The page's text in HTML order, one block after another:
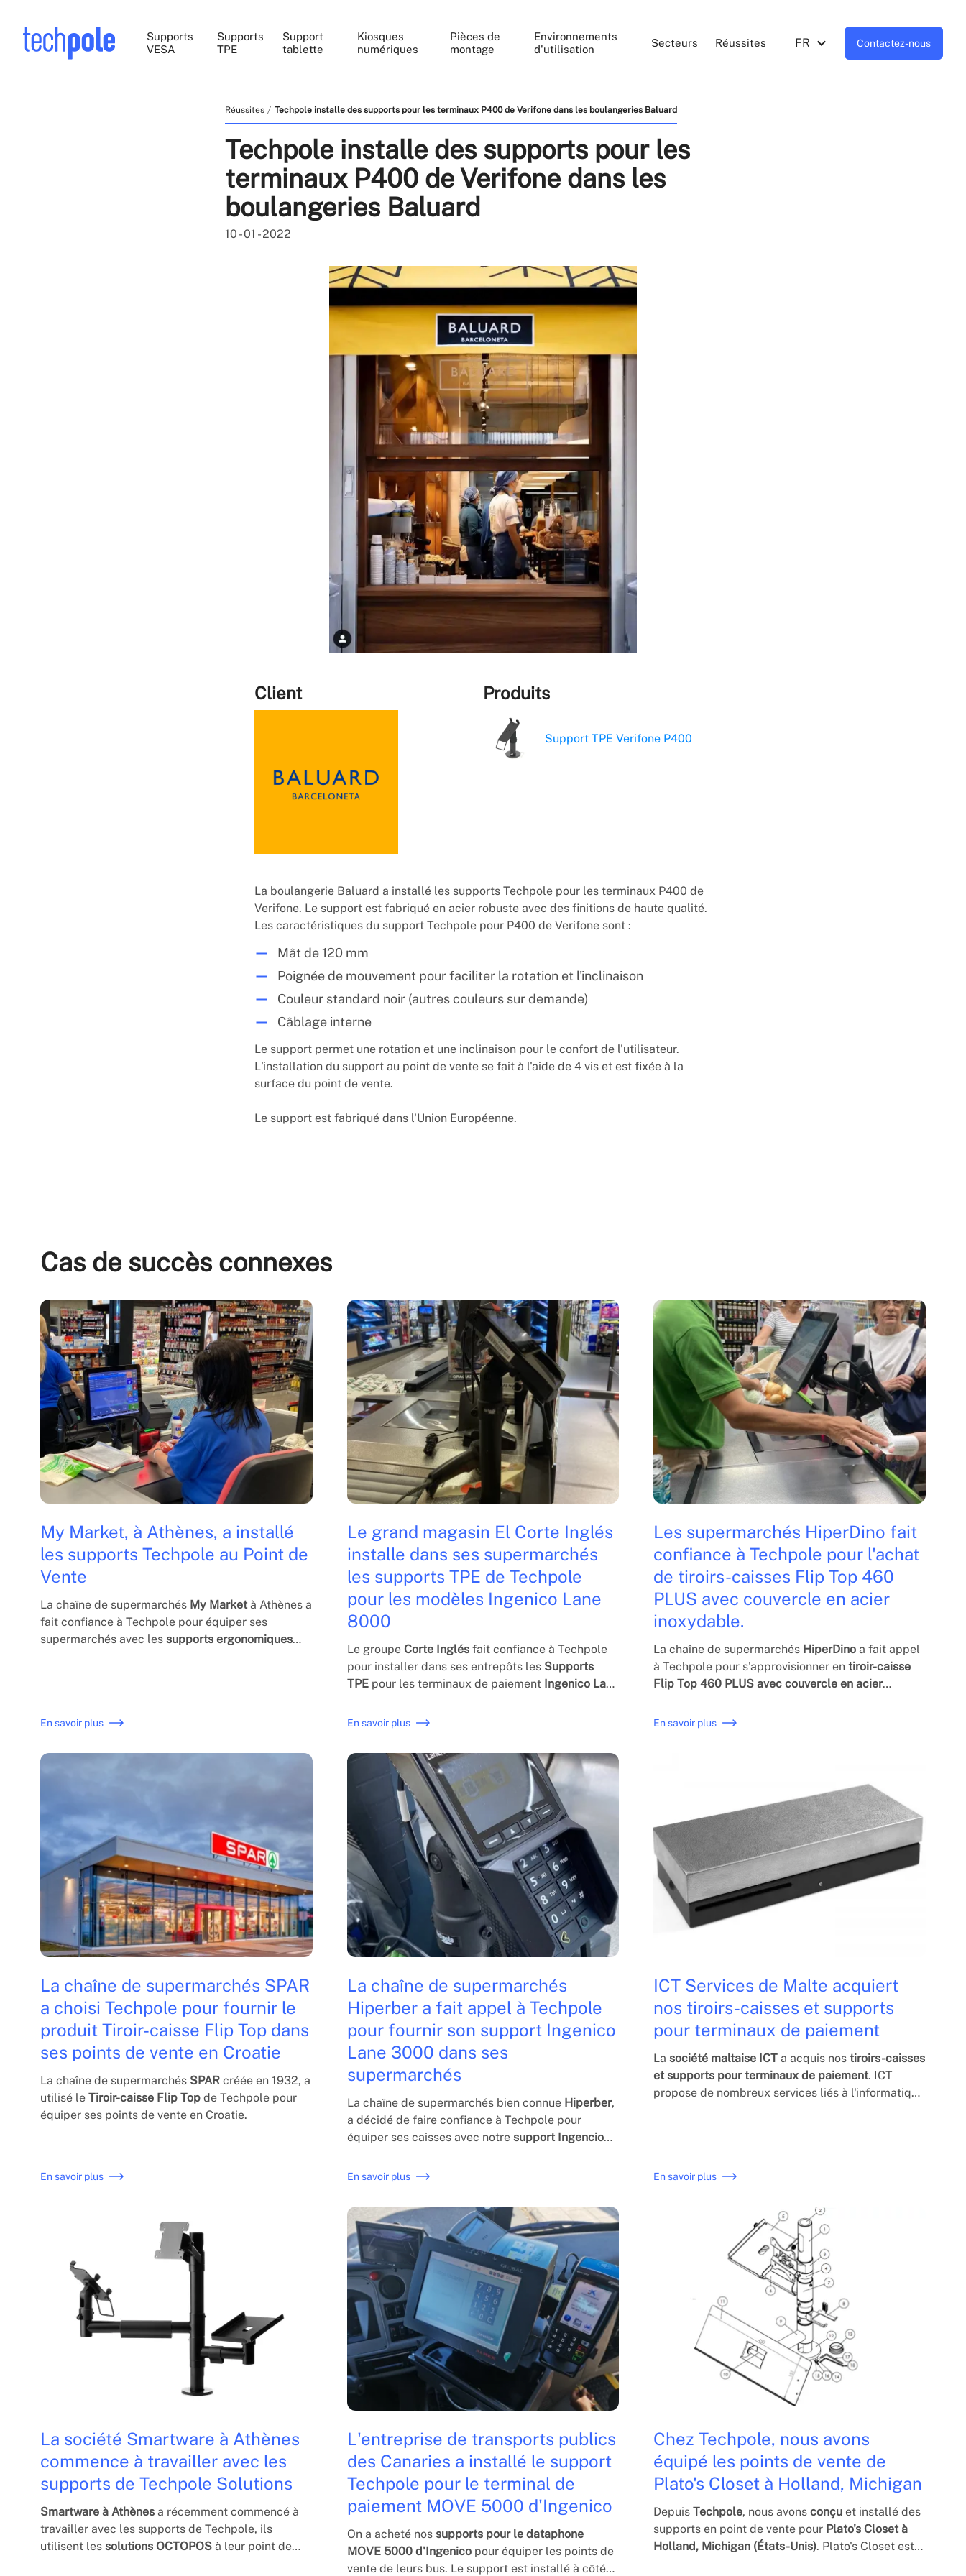
Contactez-nous
FR
Supports
VESA
Supports
TPE
Support
tablette
Kiosques
numériques
Pièces de
montage
Environnements
d'utilisation
Secteurs Réussites
Réussites Techpole installe des supports pour les terminaux P400 de Verifone dans les boulangeries Baluard
Techpole installe des supports pour les
terminaux P400 de Verifone dans les
boulangeries Baluard
10 - 01 - 2022
Client Produits
Support TPE Verifone P400
La boulangerie Baluard a installé les supports Techpole pour les terminaux P400 de
Verifone. Le support est fabriqué en acier robuste avec des finitions de haute qualité.
Les caractéristiques du support Techpole pour P400 de Verifone sont :
Mât de 120 mm
Poignée de mouvement pour faciliter la rotation et l'inclinaison
Couleur standard noir (autres couleurs sur demande)
Câblage interne
Le support permet une rotation et une inclinaison pour le confort de l'utilisateur.
L'installation du support au point de vente se fait à l'aide de 4 vis et est fixée à la
surface du point de vente.
Le support est fabriqué dans l'Union Européenne.
Cas de succès connexes
My Market, à Athènes, a installé
les supports Techpole au Point de
Vente
La chaîne de supermarchés My Market à Athènes a
fait confiance à Techpole pour équiper ses
supermarchés avec les supports ergonomiques
En savoir plus
Le grand magasin El Corte Inglés
installe dans ses supermarchés
les supports TPE de Techpole
pour les modèles Ingenico Lane
8000
Le groupe Corte Inglésfait confiance à Techpole
pour installer dans ses entrepôts les Supports
TPEpour les terminaux de paiement Ingenico Lane
En savoir plus
Les supermarchés HiperDino fait
confiance à Techpole pour l'achat
de tiroirs-caisses Flip Top 460
PLUS avec couvercle en acier
inoxydable.
La chaîne de supermarchés HiperDino a fait appel
à Techpole pour s'approvisionner entiroir-caisse
Flip Top 460 PLUS avec couvercle en acier
caisse.
En savoir plus
La chaîne de supermarchés SPAR
a choisi Techpole pour fournir le
produit Tiroir-caisse Flip Top dans
ses points de vente en Croatie
La chaîne de supermarchés SPAR créée en 1932, a
utilisé le Tiroir-caisse Flip Top de Techpole pour
équiper ses points de vente en Croatie.
En savoir plus
La chaîne de supermarchés
Hiperber a fait appel à Techpole
pour fournir son support Ingenico
Lane 3000 dans ses
supermarchés
La chaîne de supermarchés bien connue Hiperber,
a décidé de faire confiance à Techpole pour
équiper ses caisses avec notre support Ingencio
d'achat du client. Ses excellentes finitions
fonctionnalité parfaite.
En savoir plus
ICT Services de Malte acquiert
nos tiroirs-caisses et supports
pour terminaux de paiement
Lasociété maltaise ICT a acquis nostiroirs-caisses
et supports pour terminaux de paiement. ICT
propose de nombreux services liés à l'informatique
En savoir plus
La société Smartware à Athènes
commence à travailler avec les
supports de Techpole Solutions
Smartware à Athènes a récemment commencé à
travailler avec les supports de Techpole, ils
utilisent les solutions OCTOPOS à leur point de
L'entreprise de transports publics
des Canaries a installé le support
Techpole pour le terminal de
paiement MOVE 5000 d'Ingenico
On a acheté nos supports pour le dataphone
MOVE 5000 d'Ingenicopour équiper les points de
vente de leurs bus. Le support est installé à côté
Chez Techpole, nous avons
équipé les points de vente de
Plato's Closet à Holland, Michigan
DepuisTechpole, nous avonsconçu et installé des
supports en point de vente pour Plato's Closet à
Holland, Michigan (États-Unis). Plato's Closet est